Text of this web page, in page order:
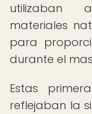
utilizaban
materiales
para
durante el
Estas
reflejaban la